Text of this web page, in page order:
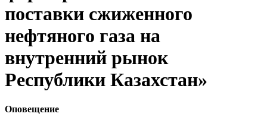
поставки сжиженного
нефтяного газа на
внутренний рынок
Республики Казахстан»
Оповещение